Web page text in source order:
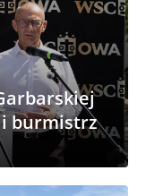
i burmistrz